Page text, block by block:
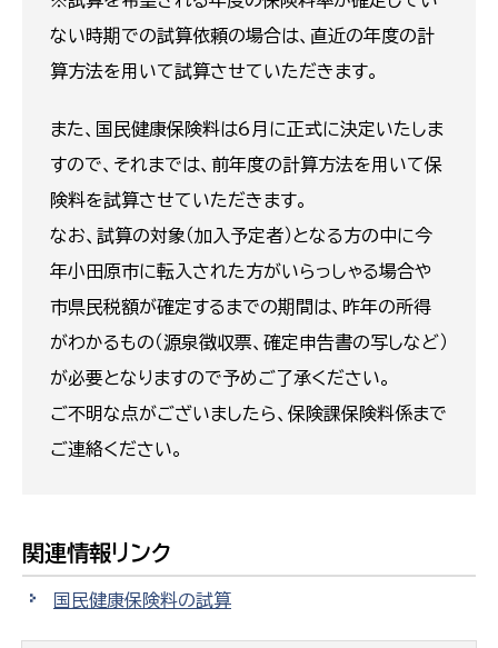
ない時期での試算依頼の場合は、直近の年度の計
算方法を用いて試算させていただきます。
また、国民健康保険料は6月に正式に決定いたしま
すので、それまでは、前年度の計算方法を用いて保
険料を試算させていただきます。
なお、試算の対象（加入予定者）となる方の中に今
年小田原市に転入された方がいらっしゃる場合や
市県民税額が確定するまでの期間は、昨年の所得
がわかるもの（源泉徴収票、確定申告書の写しなど）
が必要となりますので予めご了承ください。
ご不明な点がございましたら、保険課保険料係まで
ご連絡ください。
関連情報リンク
国民健康保険料の試算